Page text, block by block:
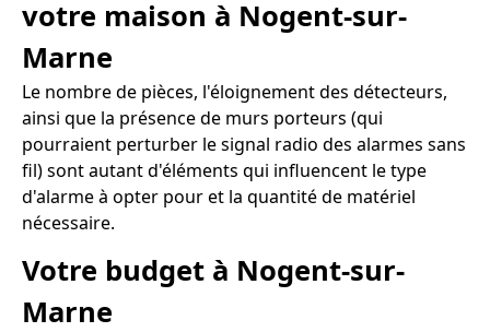
votre maison à Nogent-sur-
Marne
Le nombre de pièces, l'éloignement des détecteurs,
ainsi que la présence de murs porteurs (qui
pourraient perturber le signal radio des alarmes sans
fil) sont autant d'éléments qui influencent le type
d'alarme à opter pour et la quantité de matériel
nécessaire.
Votre budget à Nogent-sur-
Marne